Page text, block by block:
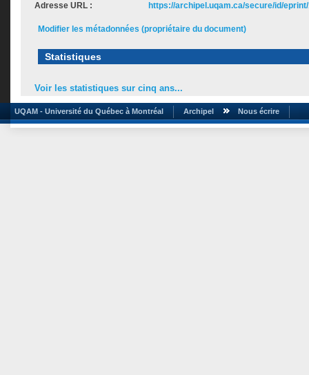
Adresse URL :
https://archipel.uqam.ca/secure/id/
Modifier les métadonnées (propriétaire du document)
Statistiques
Voir les statistiques sur cinq ans...
UQAM - Université du Québec à Montréal Archipel Nous écrire